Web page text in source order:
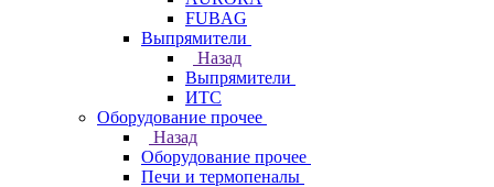
FUBAG
Выпрямители
Назад
Выпрямители
ИТС
Оборудование прочее
Назад
Оборудование прочее
Печи и термопеналы